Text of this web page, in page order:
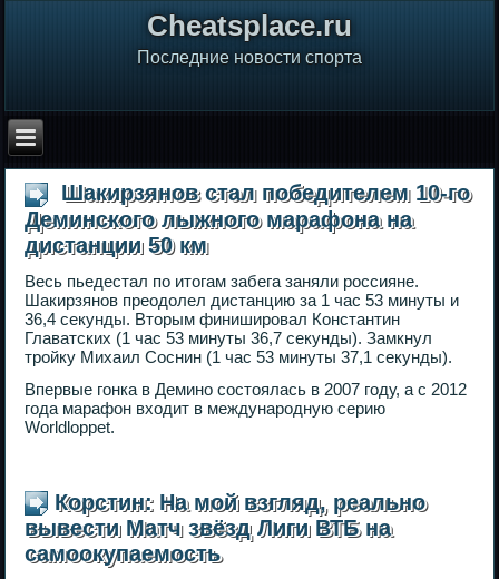
Сheatsplace.ru
Последние новости спорта
Шакирзянов стал победителем 10-го
Деминского лыжного марафона на
дистанции 50 км
Весь пьедестал по итогам забега заняли россияне.
Шакирзянов преодолел дистанцию за 1 час 53 минуты и
36,4 секунды. Вторым финишировал Константин
Главатских (1 час 53 минуты 36,7 секунды). Замкнул
тройку Михаил Соснин (1 час 53 минуты 37,1 секунды).
Впервые гонка в Демино состоялась в 2007 году, а с 2012
года марафон входит в международную серию
Worldloppet.
Корстин: На мой взгляд, реально
вывести Матч звёзд Лиги ВТБ на
самоокупаемость